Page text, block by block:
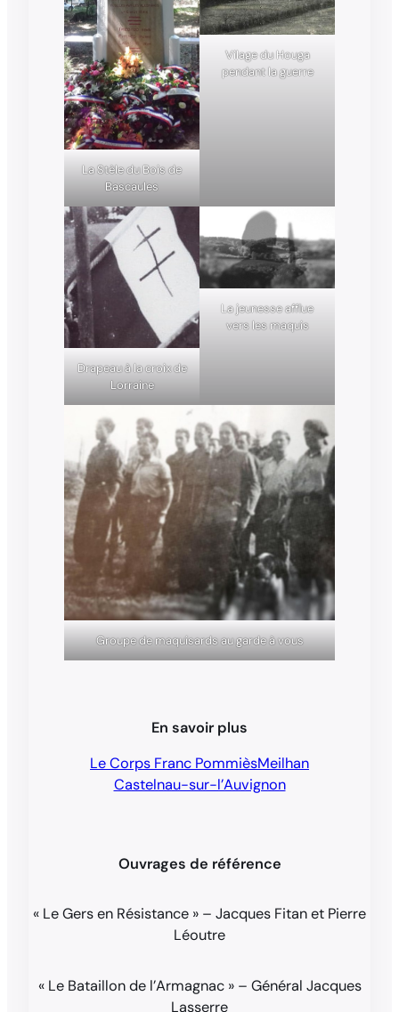
La Stèle du Bois de
Bascaules
Vilage du Houga
pendant la guerre
Drapeau à la croix de
Lorraine
La jeunesse afflue
vers les maquis
Groupe de maquisards au garde à vous
En savoir plus
Le Corps Franc PommièsMeilhan
Castelnau-sur-l’Auvignon
Ouvrages de référence
« Le Gers en Résistance » – Jacques Fitan et Pierre
Léoutre
« Le Bataillon de l’Armagnac » – Général Jacques
Lasserre